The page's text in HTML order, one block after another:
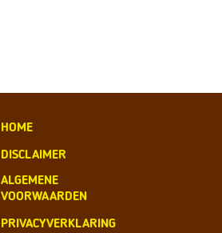
HOME
DISCLAIMER
ALGEMENE
VOORWAARDEN
PRIVACYVERKLARING